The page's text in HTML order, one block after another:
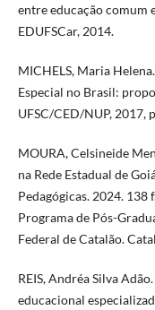
entre educação comum
EDUFSCar, 2014.
MICHELS, Maria
Especial no Brasil:
UFSC/CED/NUP, 2017,
MOURA, Celsineide
na Rede Estadual de
Pedagógicas. 2024. 138
Programa de Pós-
Federal de Catalão.
REIS, Andréa Silva
educacional